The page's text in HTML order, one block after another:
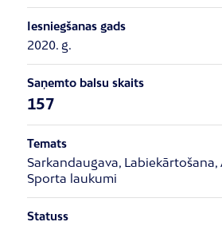
Iesniegšanas gads
2020. g.
Saņemto balsu skaits
157
Temats
Sarkandaugava,
Sporta laukumi
Statuss